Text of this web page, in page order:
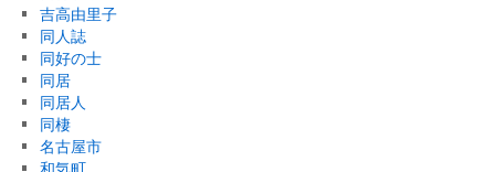
吉高由里子
同人誌
同好の士
同居
同居人
同棲
名古屋市